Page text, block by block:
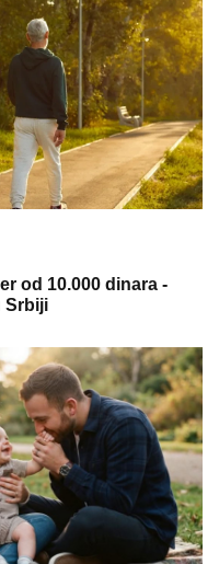
od 10.000 dinara -
Srbiji